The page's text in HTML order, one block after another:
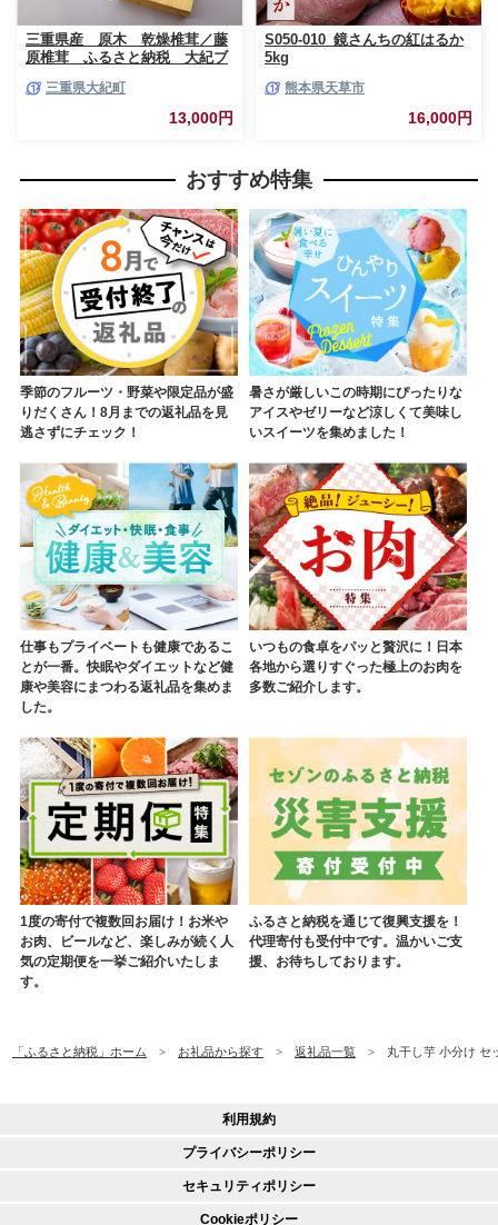
三重県産 原木 乾燥椎茸／藤
原椎茸 ふるさと納税 大紀ブ
ノコ きのこ 三重県 大紀町
三重県大紀町
13,000円
S050-010_鏡さんちの紅はるか
5kg
熊本県天草市
16,000円
おすすめ特集
季節のフルーツ・野菜や限定品が盛
りだくさん！8月までの返礼品を見
逃さずにチェック！
暑さが厳しいこの時期にぴったりな
アイスやゼリーなど涼しくて美味し
いスイーツを集めました！
仕事もプライベートも健康であるこ
とが一番。快眠やダイエットなど健
康や美容にまつわる返礼品を集めま
した。
いつもの食卓をパッと贅沢に！日本
各地から選りすぐった極上のお肉を
多数ご紹介します。
1度の寄付で複数回お届け！お米や
お肉、ビールなど、楽しみが続く人
気の定期便を一挙ご紹介いたしま
す。
ふるさと納税を通じて復興支援を！
代理寄付も受付中です。温かいご支
援、お待ちしております。
「ふるさと納税」ホーム お礼品から探す 返礼品一覧 丸干し芋 小分け セ
利用規約
プライバシーポリシー
セキュリティポリシー
Cookieポリシー